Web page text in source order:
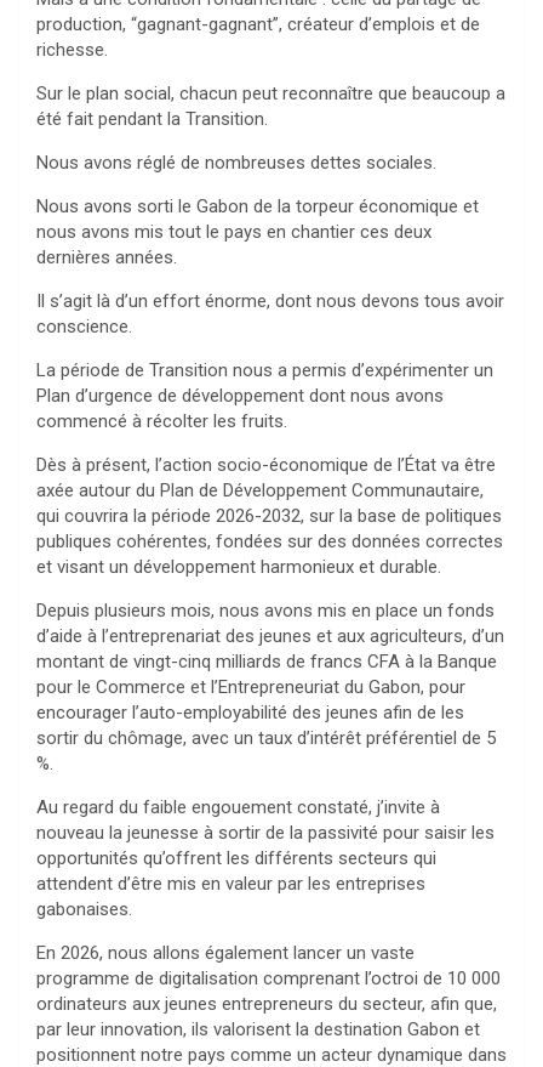
production, “gagnant-gagnant”, créateur d’emplois et de
richesse.
Sur le plan social, chacun peut reconnaître que beaucoup a
été fait pendant la Transition.
Nous avons réglé de nombreuses dettes sociales.
Nous avons sorti le Gabon de la torpeur économique et
nous avons mis tout le pays en chantier ces deux
dernières années.
Il s’agit là d’un effort énorme, dont nous devons tous avoir
conscience.
La période de Transition nous a permis d’expérimenter un
Plan d’urgence de développement dont nous avons
commencé à récolter les fruits.
Dès à présent, l’action socio-économique de l’État va être
axée autour du Plan de Développement Communautaire,
qui couvrira la période 2026-2032, sur la base de politiques
publiques cohérentes, fondées sur des données correctes
et visant un développement harmonieux et durable.
Depuis plusieurs mois, nous avons mis en place un fonds
d’aide à l’entreprenariat des jeunes et aux agriculteurs, d’un
montant de vingt-cinq milliards de francs CFA à la Banque
pour le Commerce et l’Entrepreneuriat du Gabon, pour
encourager l’auto-employabilité des jeunes afin de les
sortir du chômage, avec un taux d’intérêt préférentiel de 5
%.
Au regard du faible engouement constaté, j’invite à
nouveau la jeunesse à sortir de la passivité pour saisir les
opportunités qu’offrent les différents secteurs qui
attendent d’être mis en valeur par les entreprises
gabonaises.
En 2026, nous allons également lancer un vaste
programme de digitalisation comprenant l’octroi de 10 000
ordinateurs aux jeunes entrepreneurs du secteur, afin que,
par leur innovation, ils valorisent la destination Gabon et
positionnent notre pays comme un acteur dynamique dans